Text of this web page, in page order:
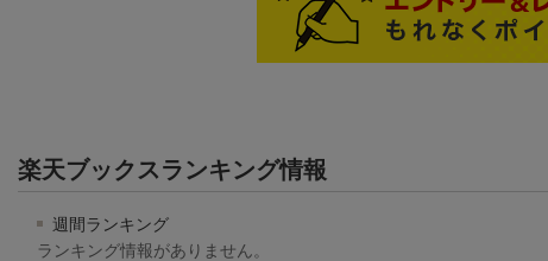
楽天ブックスランキング情報
週間ランキング
ランキング情報がありません。